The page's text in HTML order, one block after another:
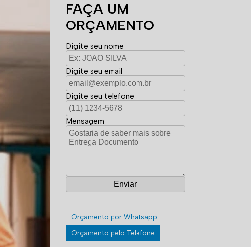
FAÇA UM
ORÇAMENTO
Digite seu nome
Digite seu email
Digite seu telefone
Mensagem
Orçamento por Whatsapp
Orçamento pelo Telefone